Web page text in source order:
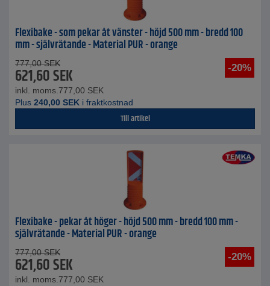
Flexibake - som pekar åt vänster - höjd 500 mm - bredd 100
mm - självrätande - Material PUR - orange
-20%
777,00 SEK
621,60SEK
inkl. moms. 777,00 SEK
Plus 240,00 SEK i fraktkostnad
Till artikel
Flexibake - pekar åt höger - höjd 500 mm - bredd 100 mm -
självrätande - Material PUR - orange
-20%
777,00 SEK
621,60SEK
inkl. moms. 777,00 SEK